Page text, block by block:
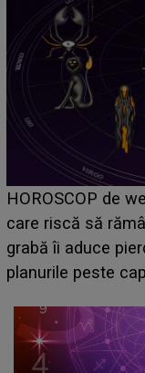
Emanuel a ținut
acum! În fața
face o
sa: "I-am spus și